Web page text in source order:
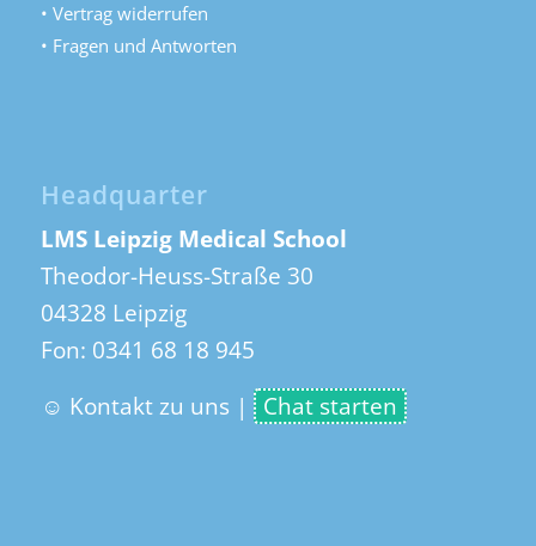
• Vertrag widerrufen
• Fragen und Antworten
Headquarter
LMS Leipzig Medical School
Theodor-Heuss-Straße 30
04328 Leipzig
Fon: 0341 68 18 945
☺ Kontakt zu uns | Chat starten